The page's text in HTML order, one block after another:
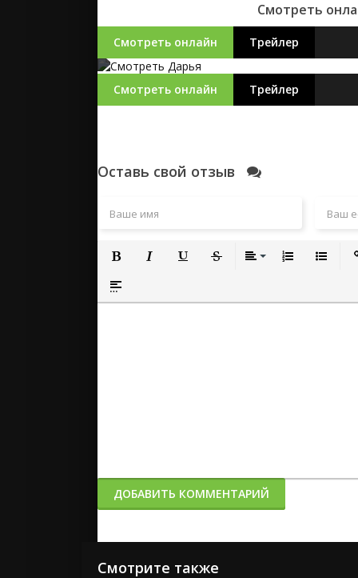
Смотреть
Смотреть онлайн Трейлер
Смотреть онлайн Трейлер
Оставь свой отзыв
Полужирный
Вставка спойлера
ДОБАВИТЬ КОММЕНТАРИЙ
Смотрите также